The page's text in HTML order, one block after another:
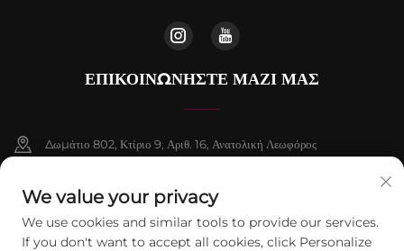
ΕΠΙΚΟΙΝΩΝΉΣΤΕ ΜΑΖΊ ΜΑΣ
Δωμάτιο 802, Κτίριο 9, Αριθ. 16, Ανατολική Λεωφόρος
+86-13911459627
[email protected]
We value your privacy
We use cookies and similar tools to provide our services.
If you don't want to accept all cookies, click Personalize